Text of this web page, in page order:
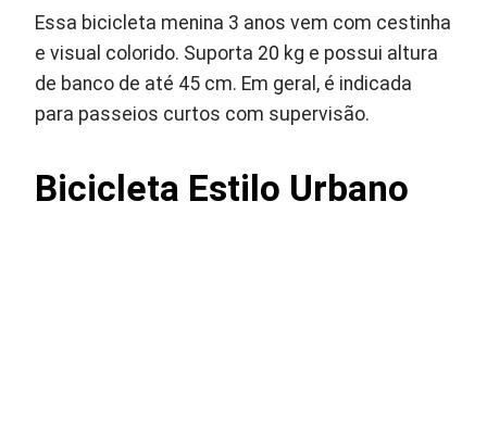
Essa bicicleta menina 3 anos vem com cestinha
e visual colorido. Suporta 20 kg e possui altura
de banco de até 45 cm. Em geral, é indicada
para passeios curtos com supervisão.
Bicicleta Estilo Urbano